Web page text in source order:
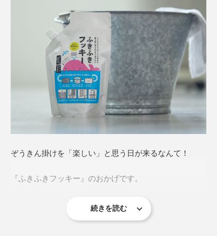
ぞうきん掛けを「楽しい」と思う日が来るなんて！
『ふきふきフッキー』のおかげです。
続きを読む